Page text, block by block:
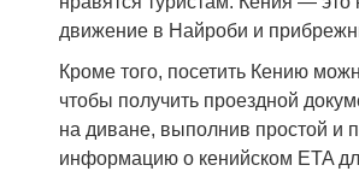
движение в Найроби и
Кроме того, посетить Кению
чтобы получить проездной
на диване, выполнив простой и
информацию о кенийском ETA